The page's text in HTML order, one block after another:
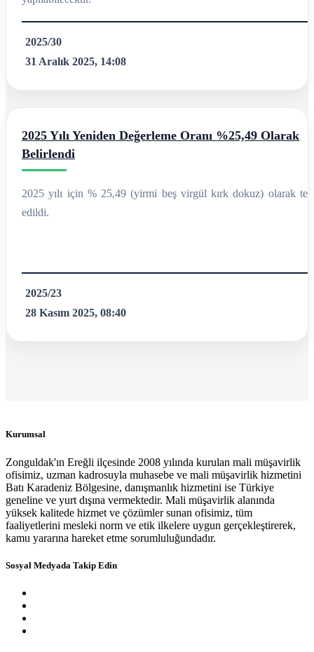
2025/30
31 Aralık 2025, 14:08
2025 Yılı Yeniden Değerleme Oranı %25,49 Olarak
Belirlendi
2025 yılı için % 25,49 (yirmi beş virgül kırk dokuz) olarak
edildi.
2025/23
28 Kasım 2025, 08:40
Kurumsal
Zonguldak'ın Ereğli ilçesinde 2008 yılında kurulan mali müşavirlik
ofisimiz, uzman kadrosuyla muhasebe ve mali müşavirlik hizmetini
Batı Karadeniz Bölgesine, danışmanlık hizmetini ise Türkiye
geneline ve yurt dışına vermektedir. Mali müşavirlik alanında
yüksek kalitede hizmet ve çözümler sunan ofisimiz, tüm
faaliyetlerini mesleki norm ve etik ilkelere uygun gerçekleştirerek,
kamu yararına hareket etme sorumluluğundadır.
Sosyal Medyada Takip Edin